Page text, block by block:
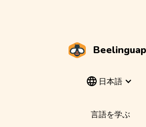
日本語
言語を学ぶ